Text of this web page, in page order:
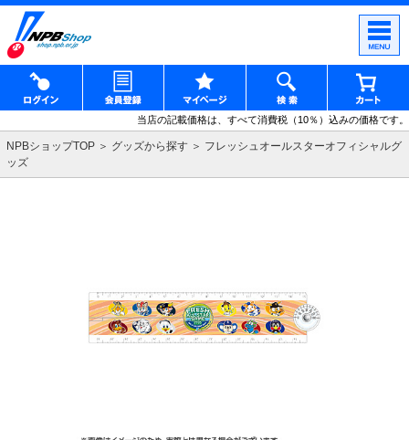
当店の記載価格は、すべて消費税（10％）込みの価格です。
NPBショップTOP グッズから探す
フレッシュオールスターオフィシャルグ
ッズ